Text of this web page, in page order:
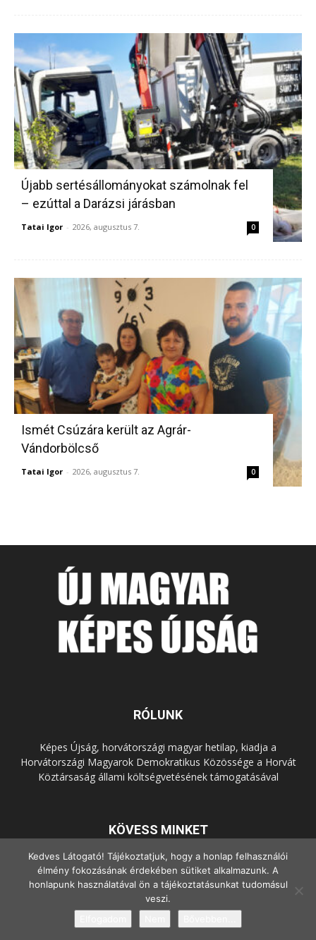
Újabb sertésállományokat számolnak fel
– ezúttal a Darázsi járásban
Tatai Igor - 2026, augusztus 7. 0
Ismét Csúzára került az Agrár-
Vándorbölcső
Tatai Igor - 2026, augusztus 7. 0
RÓLUNK
Képes Újság, horvátországi magyar hetilap, kiadja a
Horvátországi Magyarok Demokratikus Közössége a Horvát
Köztársaság állami költségvetésének támogatásával
KÖVESS MINKET
© Copyright - 2022 Minden jog fenntartva.
Kedves Látogató! Tájékoztatjuk, hogy a honlap felhasználói
élmény fokozásának érdekében sütiket alkalmazunk. A
honlapunk használatával ön a tájékoztatásunkat tudomásul
veszi.